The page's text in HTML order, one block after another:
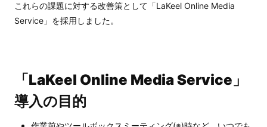
これらの課題に対する改善策として「LaKeel Online Media
Service」を採用しました。
「LaKeel Online Media Service」
導入の目的